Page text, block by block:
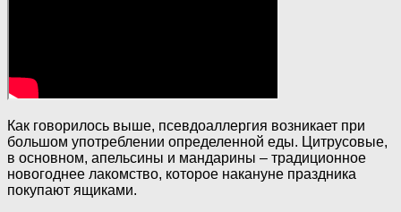
Как говорилось выше, псевдоаллергия возникает при
большом употреблении определенной еды. Цитрусовые,
в основном, апельсины и мандарины – традиционное
новогоднее лакомство, которое накануне праздника
покупают ящиками.